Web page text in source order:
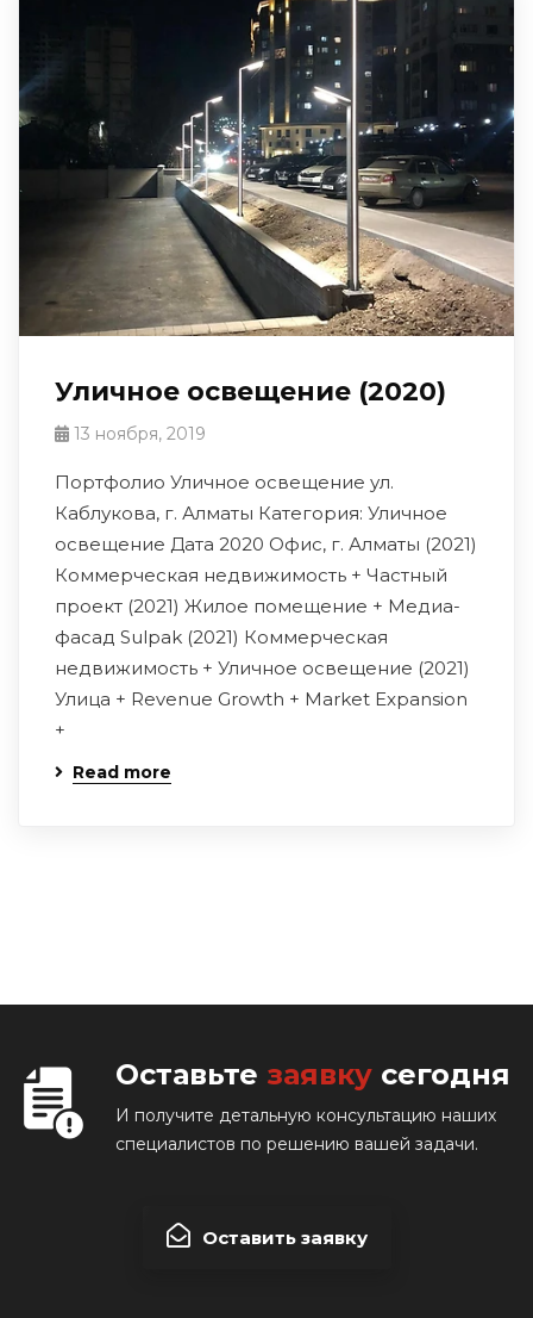
Уличное освещение (2020)
13 ноября, 2019
Портфолио Уличное освещение ул.
Каблукова, г. Алматы Категория: Уличное
освещение Дата 2020 Офис, г. Алматы (2021)
Коммерческая недвижимость + Частный
проект (2021) Жилое помещение + Медиа-
фасад Sulpak (2021) Коммерческая
недвижимость + Уличное освещение (2021)
Улица + Revenue Growth + Market Expansion
+
Read more
Оставьте заявку сегодня
И получите детальную консультацию наших
специалистов по решению вашей задачи.
Оставить заявку